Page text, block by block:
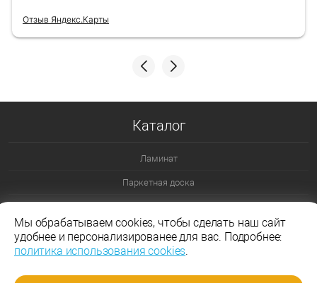
Отзыв Яндекс.Карты
Каталог
Ламинат
Паркетная доска
Ламинат 33 класс
Ламинат Эггер
Ламинат Таркетт
Мы обрабатываем cookies, чтобы сделать наш сайт
удобнее и персонализированее для вас. Подробнее:
политика использования cookies.